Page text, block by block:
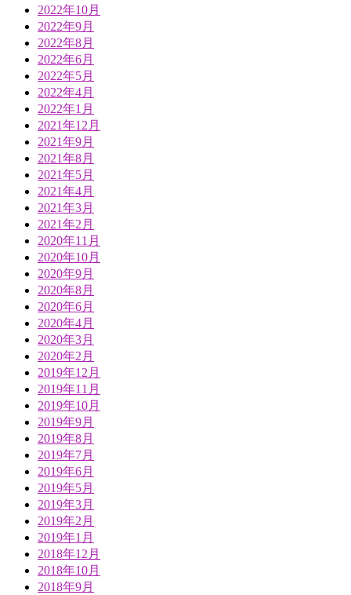
2022年10月
2022年9月
2022年8月
2022年6月
2022年5月
2022年4月
2022年1月
2021年12月
2021年9月
2021年8月
2021年5月
2021年4月
2021年3月
2021年2月
2020年11月
2020年10月
2020年9月
2020年8月
2020年6月
2020年4月
2020年3月
2020年2月
2019年12月
2019年11月
2019年10月
2019年9月
2019年8月
2019年7月
2019年6月
2019年5月
2019年3月
2019年2月
2019年1月
2018年12月
2018年10月
2018年9月